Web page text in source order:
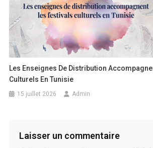
Les Enseignes De Distribution
Culturels En Tunisie
15 juillet 2026 Admin
Laisser un commentaire